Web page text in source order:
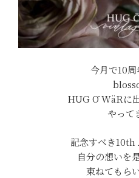
今月で10周
HUG Ō WäRに
やって
記念すべき
自分の想いを
束ねてもら